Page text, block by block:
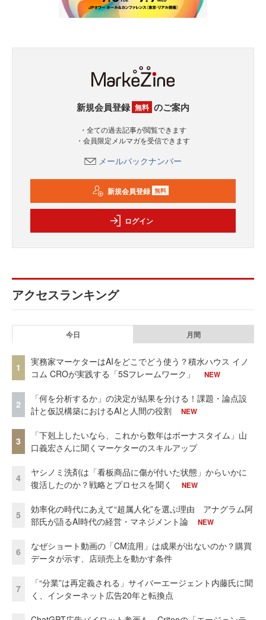
新規会員登録 無料 のご案内
・全ての過去記事が閲覧できます
・会員限定メルマガを受信できます
メールバックナンバー
新規会員登録 無料
ログイン
アクセスランキング
今日 月間
1
実務家マーケターはAIをどこでどう使う？積水ハウス イノ
コム CROが実践する「5Sフレームワーク」
NEW
2
「何を分析するか」の決定が結果を分ける！課題・論点設
計と仮説構築におけるAIと人間の役割
NEW
3
「下剋上したいなら、これから数年はボーナスタイム」山
口義宏さんに聞くマーケターのスキルアップ
4
ヤシノミ洗剤は「看板商品に傷が付いた状態」からいかに
復活したのか？戦略とプロセスを聞く
NEW
5
効率化の時代にあえて“超属人化”を選ぶ理由 アナグラム阿
部氏が語るAI時代の経営・マネジメント論
NEW
6
なぜショート動画の「CM流用」は成果が出ないのか？購買
データが示す、店頭売上を動かす条件
7
「“分業”は再定義される」サイバーエージェント内藤氏に聞
く、インターネット広告20年と転換点